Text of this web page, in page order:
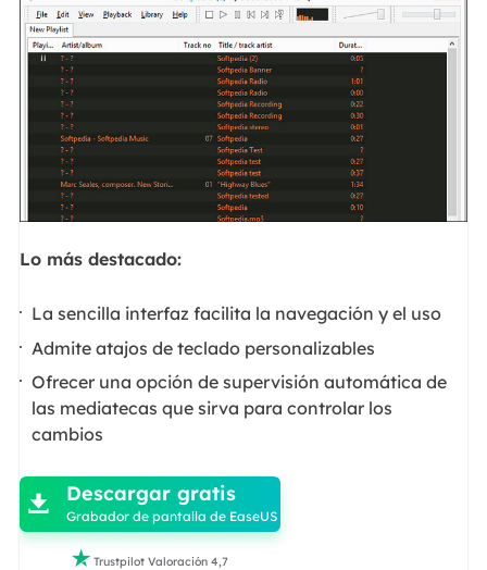
Lo más destacado:
La sencilla interfaz facilita la navegación y el uso
Admite atajos de teclado personalizables
Ofrecer una opción de supervisión automática de
las mediatecas que sirva para controlar los
cambios

 Descargar gratis
Grabador de pantalla de EaseUS
 Trustpilot Valoración 4,7